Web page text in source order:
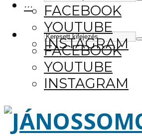
FACEBOOK
YOUTUBE
INSTAGRAM
···
FACEBOOK
YOUTUBE
INSTAGRAM